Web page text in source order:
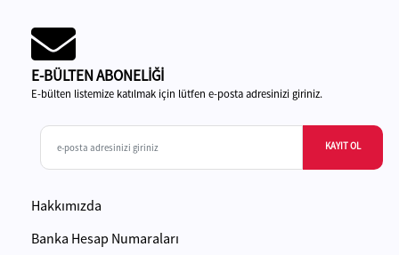
E-BÜLTEN ABONELİĞİ
E-bülten listemize katılmak için lütfen e-posta adresinizi giriniz.
KAYIT OL
Hakkımızda
Banka Hesap Numaraları